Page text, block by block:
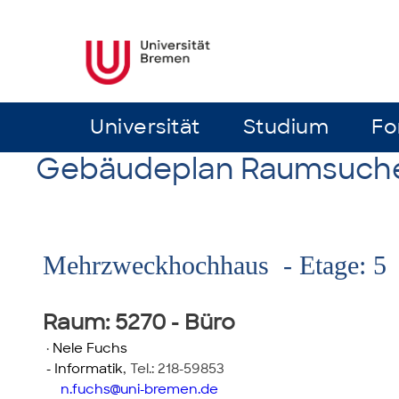
Universität Studium
Universität Studium
Gebäudeplan
Mehrzweckhochhaus - Etage: 5
Raum: 5270 - Büro
· Nele Fuchs
- Informatik, Tel.: 218-59853
n.fuchs uni-bremen.de